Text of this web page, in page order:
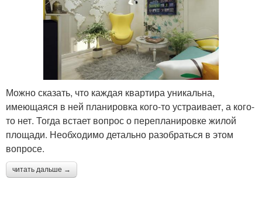
Можно сказать, что каждая квартира уникальна,
имеющаяся в ней планировка кого-то устраивает, а кого-
то нет. Тогда встает вопрос о перепланировке жилой
площади. Необходимо детально разобраться в этом
вопросе.
читать дальше →